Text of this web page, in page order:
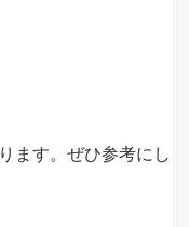
ます。ぜひ参考にし